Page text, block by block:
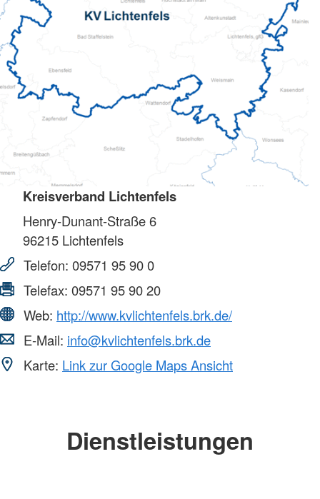
Kreisverband Lichtenfels
Henry-Dunant-Straße 6
96215 Lichtenfels
Telefon: 09571 95 90 0
Telefax: 09571 95 90 20
Web: http://www.kvlichtenfels.brk.de/
E-Mail: info@kvlichtenfels.brk.de
Karte: Link zur Google Maps Ansicht
Dienstleistungen